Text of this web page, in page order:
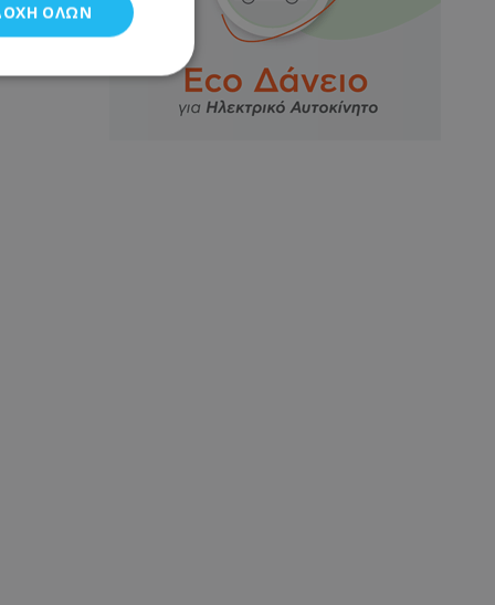
ΌΛΩΝ
και τη
cookies.
του χρήστη
και
που μπορεί να
χρήστης πριν